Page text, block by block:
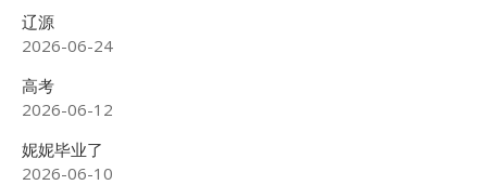
辽源
2026-06-24
高考
2026-06-12
妮妮毕业了
2026-06-10